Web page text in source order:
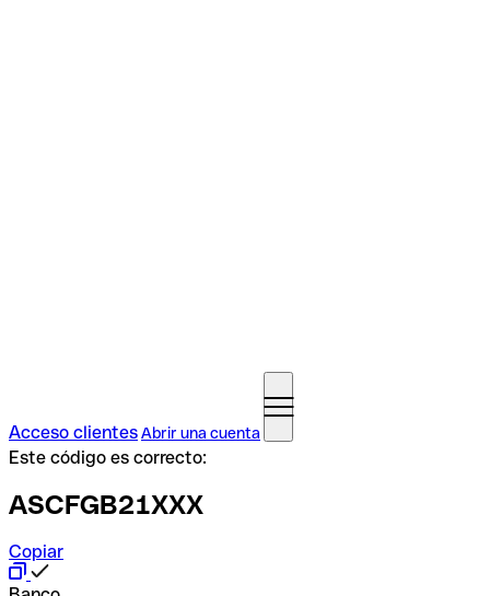
Acceso clientesAbrir una cuenta
Este código es correcto:
ASCFGB21XXX
Copiar